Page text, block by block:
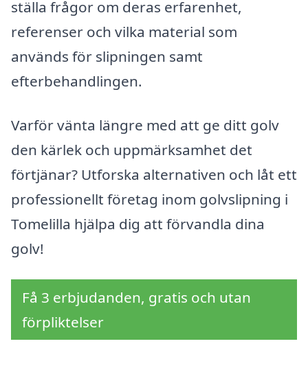
ställa frågor om deras erfarenhet,
referenser och vilka material som
används för slipningen samt
efterbehandlingen.
Varför vänta längre med att ge ditt golv
den kärlek och uppmärksamhet det
förtjänar? Utforska alternativen och låt ett
professionellt företag inom golvslipning i
Tomelilla hjälpa dig att förvandla dina
golv!
Få 3 erbjudanden, gratis och utan
förpliktelser